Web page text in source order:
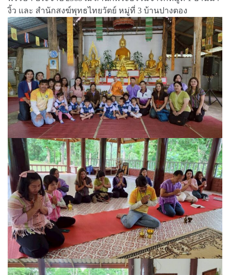
งิ้ว และ สำนักสงฆ์พุทธไทยวัตย์ หมู่ที่ 3 บ้านปางตอง